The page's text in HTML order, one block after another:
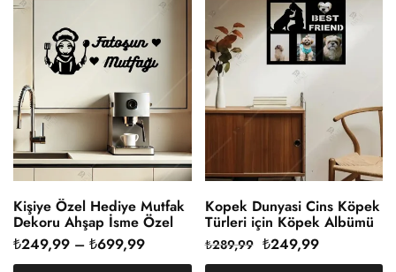
Kişiye Özel Hediye Mutfak
Dekoru Ahşap İsme Özel
₺249,99 – ₺699,99
Kopek Dunyasi Cins Köpek
Türleri için Köpek Albümü
Ahşap Duvar Dekoru
₺289,99 ₺249,99